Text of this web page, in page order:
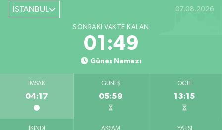
İSTANBUL 07.08.2026
SONRAKI VAKTE KALAN
01:49
Güneş Namazı
İMSAK
04:17
GÜNEŞ
05:59
ÖĞLE
13:15
İKINDI AKŞAM YATSI